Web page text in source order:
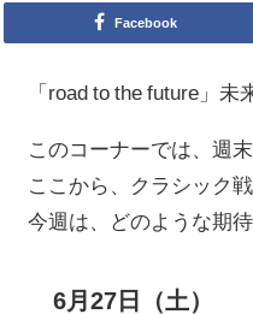
Facebook
「road to the future」未
このコーナーでは、週
ここから、クラシック
今週は、どのような期
6月27日（土）